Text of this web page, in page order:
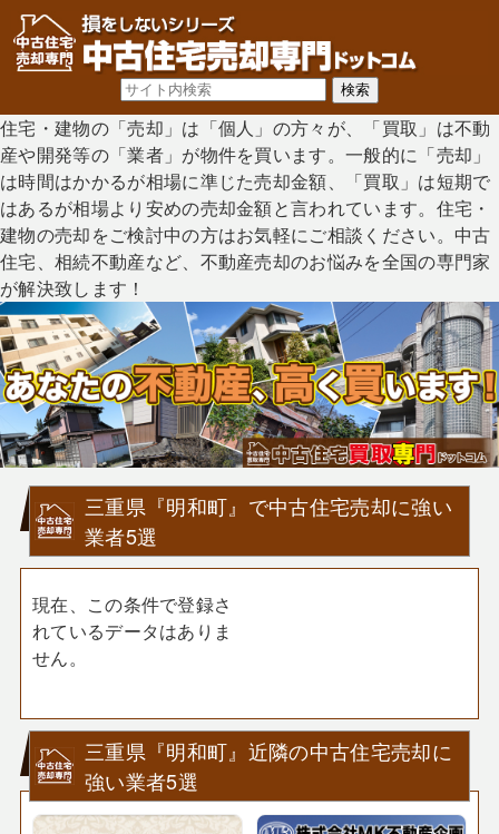
住宅・建物の「売却」は「個人」の方々が、「買取」は不動
産や開発等の「業者」が物件を買います。一般的に「売却」
は時間はかかるが相場に準じた売却金額、「買取」は短期で
はあるが相場より安めの売却金額と言われています。住宅・
建物の売却をご検討中の方はお気軽にご相談ください。中古
住宅、相続不動産など、不動産売却のお悩みを全国の専門家
が解決致します！
三重県『明和町』で中古住宅売却に強い
業者5選
現在、この条件で登録さ
れているデータはありま
せん。
三重県『明和町』近隣の中古住宅売却に
強い業者5選